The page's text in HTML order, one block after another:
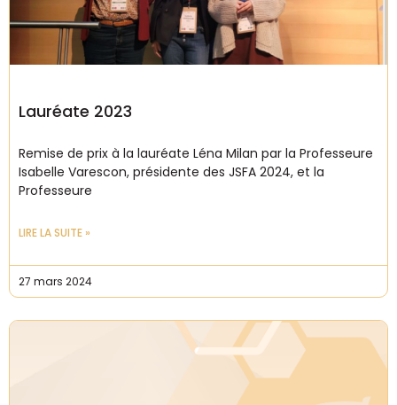
Lauréate 2023
Remise de prix à la lauréate Léna Milan par la Professeure
Isabelle Varescon, présidente des JSFA 2024, et la
Professeure
LIRE LA SUITE »
27 mars 2024